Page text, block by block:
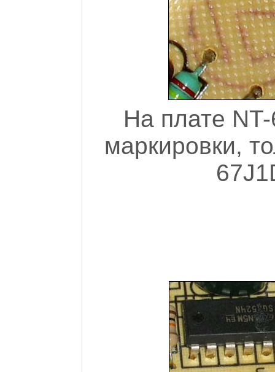
На плате
маркировки,